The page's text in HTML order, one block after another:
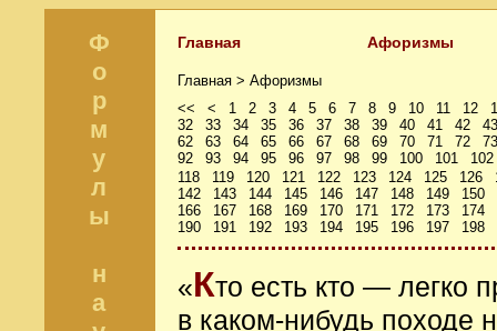
Ф
о
р
м
у
л
ы
н
а
Главная Афоризмы
Главная > Афоризмы
<<
< 1 2 3 4 5 6 7 8 9 10 11 12
32
33 34 35 36 37 38 39 40 41 42
43
62
63 64 65 66 67 68 69 70 71 72
73
92
93 94 95 96 97 98 99 100 101
102
118
119 120 121 122 123 124 125 126
142
143 144 145 146 147 148 149
150
166
167 168 169 170 171 172 173
174
190
191 192 193 194 195 196 197 198
«Кто есть кто — легко
в каком-нибудь походе